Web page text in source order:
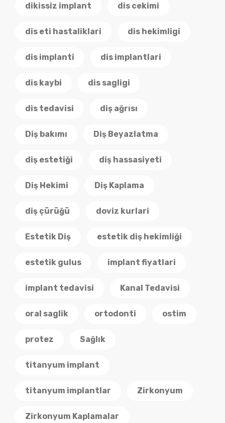
dikissiz implant dis cekimi
dis eti hastaliklari dis hekimligi
dis implanti dis implantlari
dis kaybi dis sagligi
dis tedavisi diş ağrısı
Diş bakımı Diş Beyazlatma
diş estetiği diş hassasiyeti
Diş Hekimi Diş Kaplama
diş çürüğü doviz kurlari
Estetik Diş estetik diş hekimliği
estetik gulus implant fiyatlari
implant tedavisi Kanal Tedavisi
oral saglik ortodonti ostim
protez Sağlık
titanyum implant
titanyum implantlar Zirkonyum
Zirkonyum Kaplamalar